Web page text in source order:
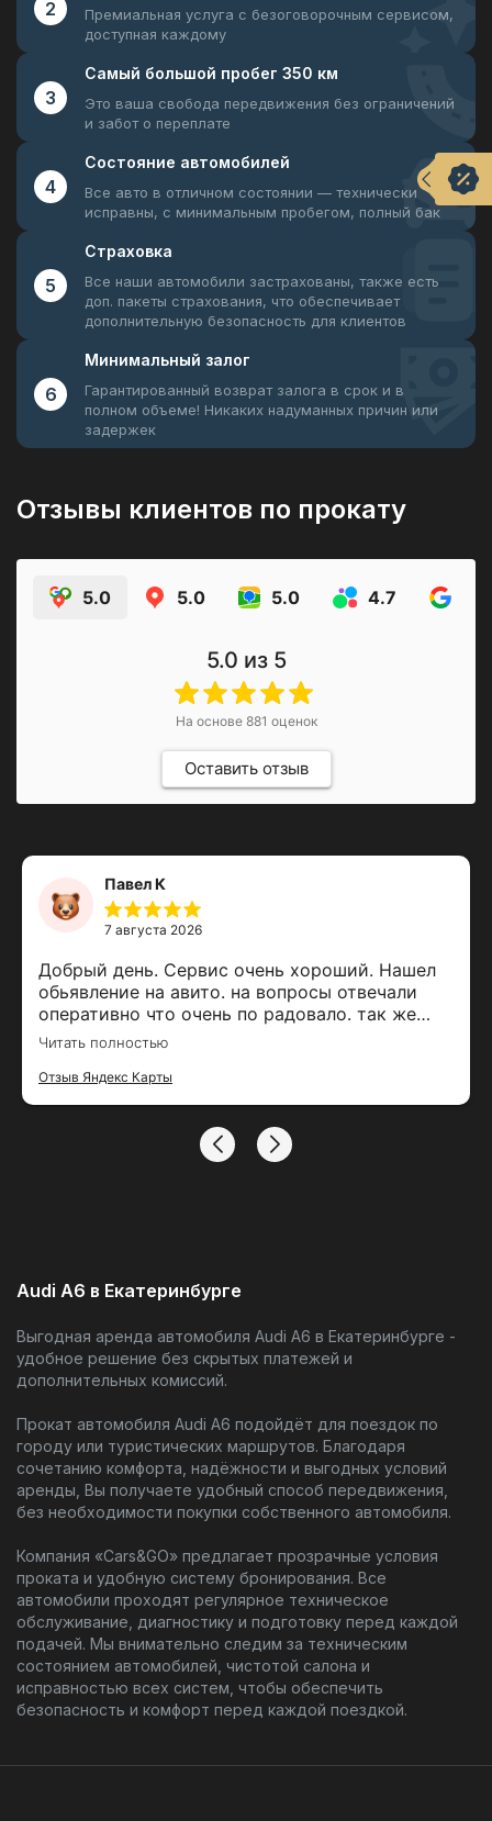
2 Премиальная услуга с безоговорочным сервисом,
доступная каждому
3
Самый большой пробег 350 км
Это ваша свобода передвижения без ограничений
и забот о переплате
4
Состояние автомобилей
Все авто в отличном состоянии — технически
исправны, с минимальным пробегом, полный бак
5
Страховка
Все наши автомобили застрахованы, также есть
доп. пакеты страхования, что обеспечивает
дополнительную безопасность для клиентов
6
Минимальный залог
Гарантированный возврат залога в срок и в
полном объеме! Никаких надуманных причин или
задержек
Отзывы клиентов по прокату
5.0 5.0 5.0 4.7
5.0 из 5
На основе 881 оценок
Оставить отзыв
Павел К
7 августа 2026
Добрый день. Сервис очень хороший. Нашел
обьявление на авито. на вопросы отвечали
оперативно что очень по радовало. так же
созванивался по телефону, рассказали про
очень удобно было забронировать автомобиль
через мобильно приложение. Была постоянная
связь и в МАХ. Сдавал один принимал другой
менеджер. Оба вежливые, позитивные. В
офисе тоже было уютно, комфортно. Прям
Читать полностью
Отзыв Яндекс Карты
Audi A6 в Екатеринбурге
Выгодная аренда автомобиля Audi A6 в Екатеринбурге -
удобное решение без скрытых платежей и
дополнительных комиссий.
Прокат автомобиля Audi A6 подойдёт для поездок по
городу или туристических маршрутов. Благодаря
сочетанию комфорта, надёжности и выгодных условий
аренды, Вы получаете удобный способ передвижения,
без необходимости покупки собственного автомобиля.
Компания «Cars&GO» предлагает прозрачные условия
проката и удобную систему бронирования. Все
автомобили проходят регулярное техническое
обслуживание, диагностику и подготовку перед каждой
подачей. Мы внимательно следим за техническим
состоянием автомобилей, чистотой салона и
исправностью всех систем, чтобы обеспечить
безопасность и комфорт перед каждой поездкой.